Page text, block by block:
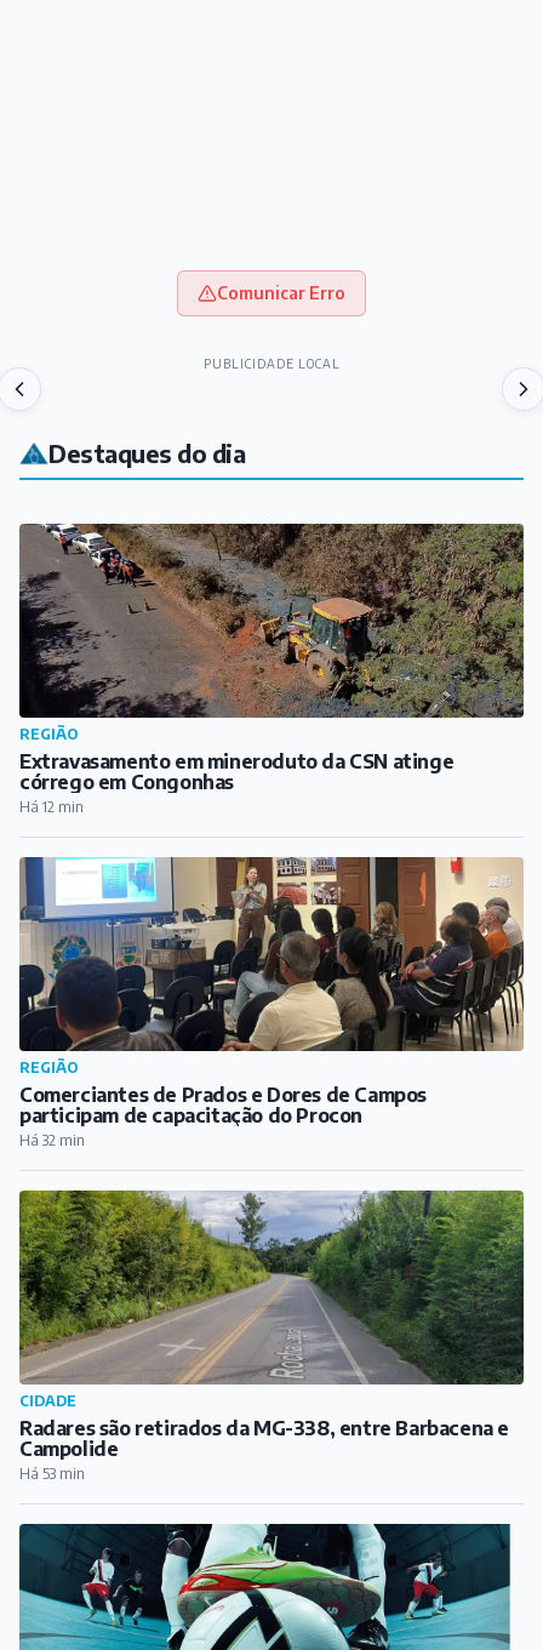
Comunicar Erro
PUBLICIDADE LOCAL
REGIÃO
Extravasamento em mineroduto da CSN atinge
córrego em Congonhas
Há 12 min
REGIÃO
Comerciantes de Prados e Dores de Campos
participam de capacitação do Procon
Há 32 min